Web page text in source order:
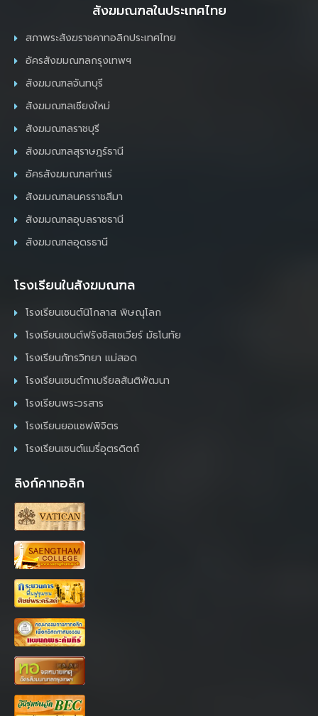
สังฆมณฑลในประเทศไทย
สภาพระสังฆราชคาทอลิกประเทศไทย
อัครสังฆมณฑลกรุงเทพฯ
สังฆมณฑลจันทบุรี
สังฆมณฑลเชียงใหม่
สังฆมณฑลราชบุรี
สังฆมณฑลสุราษฎร์ธานี
อัครสังฆมณฑลท่าแร่
สังฆมณฑลนครราชสีมา
สังฆมณฑลอุบลราชธานี
สังฆมณฑลอุดรธานี
โรงเรียนในสังฆมณฑล
โรงเรียนเซนต์นิโกลาส พิษณุโลก
โรงเรียนเซนต์ฟรังซิสเซเวียร์ มัธโนทัย
โรงเรียนภัทรวิทยา แม่สอด
โรงเรียนเซนต์กาเบรียลสันติพัฒนา
โรงเรียนพระวรสาร
โรงเรียนยอแซฟพิจิตร
โรงเรียนเซนต์แมรี่อุตรดิตถ์
ลิงก์คาทอลิก